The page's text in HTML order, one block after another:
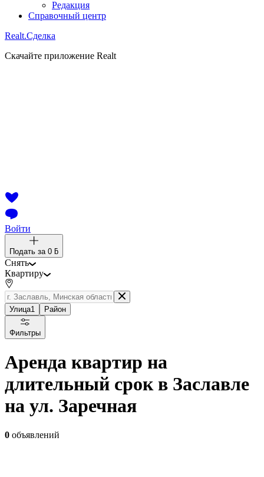
Редакция
Справочный центр
Realt.Сделка
Скачайте приложение Realt
Войти
Подать за 0 ƃ
Снять
Квартиру
Улица1 Район
Фильтры
Аренда квартир на
длительный срок в Заславле
на ул. Заречная
0 объявлений